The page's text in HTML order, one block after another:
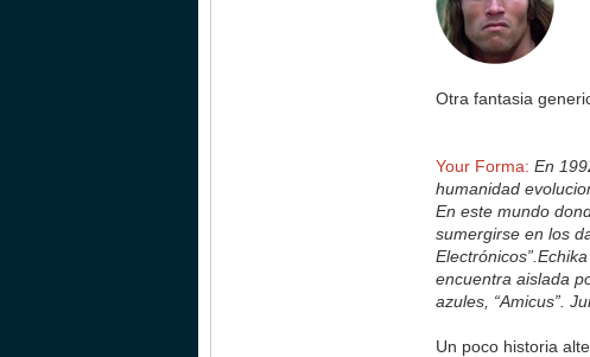
Otra fantasia
Your Forma: En
humanidad
En este mundo
sumergirse en los
Electrónicos”.
encuentra aislada
azules, “Amicus”.
Un poco historia